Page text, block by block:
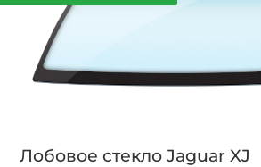
Лобовое стекло Jaguar XJ